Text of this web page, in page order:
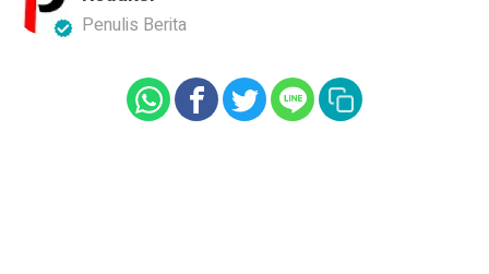
Penulis Berita